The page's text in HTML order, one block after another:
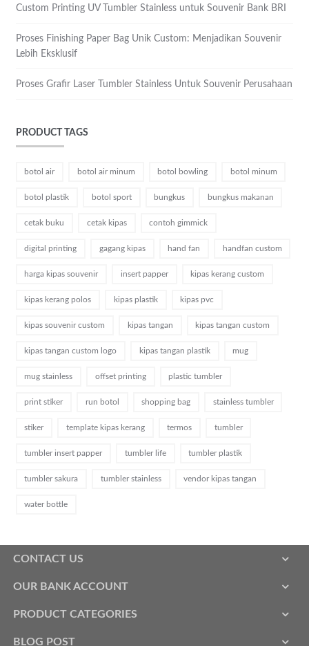
Custom Printing UV Tumbler Stainless untuk Souvenir Bank BRI
Proses Finishing Paper Bag Unik Custom: Menjadikan Souvenir
Lebih Eksklusif
Proses Grafir Laser Tumbler Stainless Untuk Souvenir Perusahaan
PRODUCT TAGS
botol air botol air minum botol bowling botol minum
botol plastik botol sport bungkus bungkus makanan
cetak buku cetak kipas contoh gimmick
digital printing gagang kipas hand fan handfan custom
harga kipas souvenir insert papper kipas kerang custom
kipas kerang polos kipas plastik kipas pvc
kipas souvenir custom kipas tangan kipas tangan custom
kipas tangan custom logo kipas tangan plastik mug
mug stainless offset printing plastic tumbler
print stiker run botol shopping bag stainless tumbler
stiker template kipas kerang termos tumbler
tumbler insert papper tumbler life tumbler plastik
tumbler sakura tumbler stainless vendor kipas tangan
water bottle
CONTACT US
OUR BANK ACCOUNT
PRODUCT CATEGORIES
BLOG POST